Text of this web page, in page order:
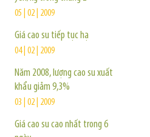
05 | 02 | 2009
Giá cao su tiếp tục hạ
04 | 02 | 2009
Năm 2008, lượng cao su xuất
khẩu giảm 9,3%
03 | 02 | 2009
Giá cao su cao nhất trong 6